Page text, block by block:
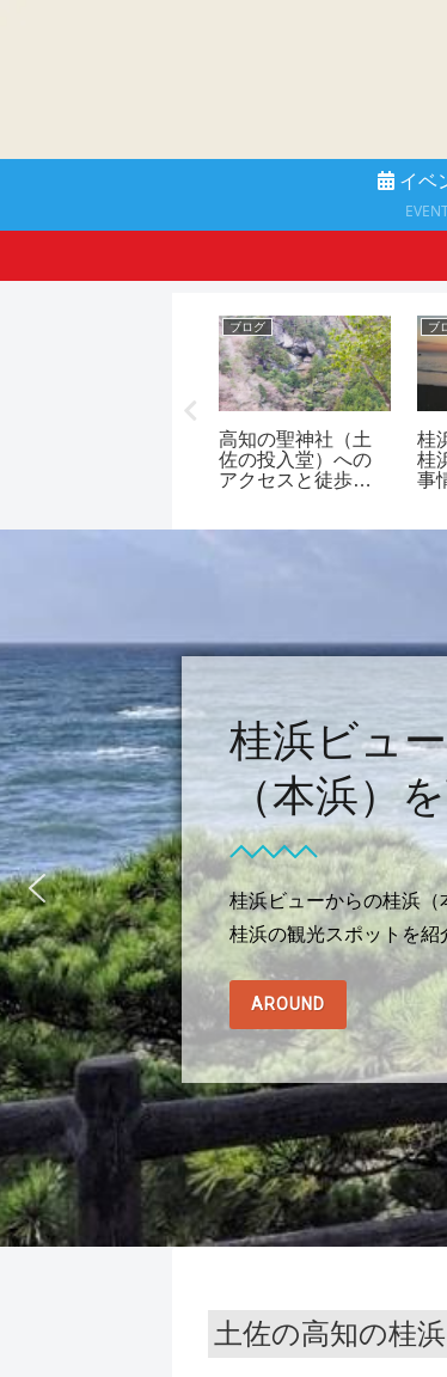
イベ
ブログ
高知の聖神社（土
佐の投入堂）への
アクセスと徒歩
ブ
桂
桂
事
桂浜ビュ
（本浜）
桂浜ビューからの桂浜（
桂浜の観光スポットを紹
AROUND
土佐の高知の桂